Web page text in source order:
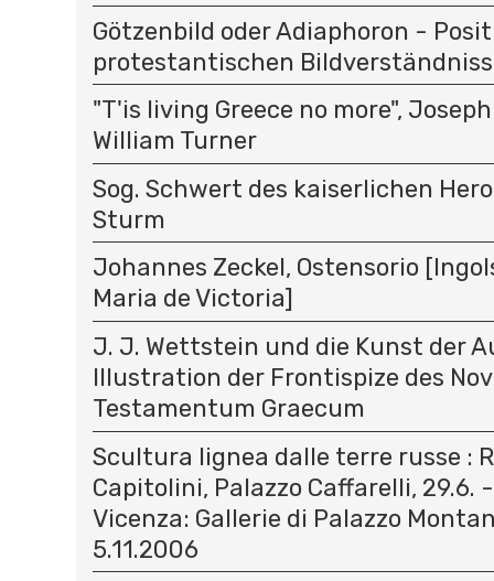
Götzenbild oder Adiaphoron -
protestantischen
"T'is living Greece no more",
William Turner
Sog. Schwert des kaiserlichen
Sturm
Johannes Zeckel, Ostensorio
Maria de Victoria]
J. J. Wettstein und die Kunst der
Illustration der Frontispize des
Testamentum Graecum
Scultura lignea dalle terre russe :
Capitolini, Palazzo Caffarelli, 29.6.
Vicenza: Gallerie di Palazzo
5.11.2006